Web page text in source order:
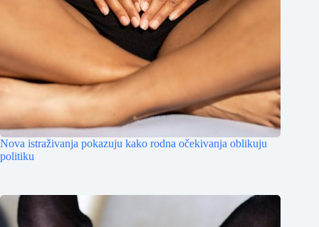
Nova istraživanja pokazuju kako rodna očekivanja oblikuju
politiku